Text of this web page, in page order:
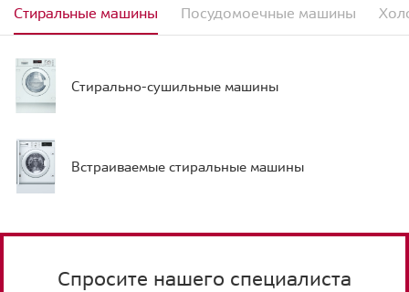
Стиральные машины Посудомоечные машины
Стирально-сушильные машины
Встраиваемые стиральные машины
Спросите нашего специалиста